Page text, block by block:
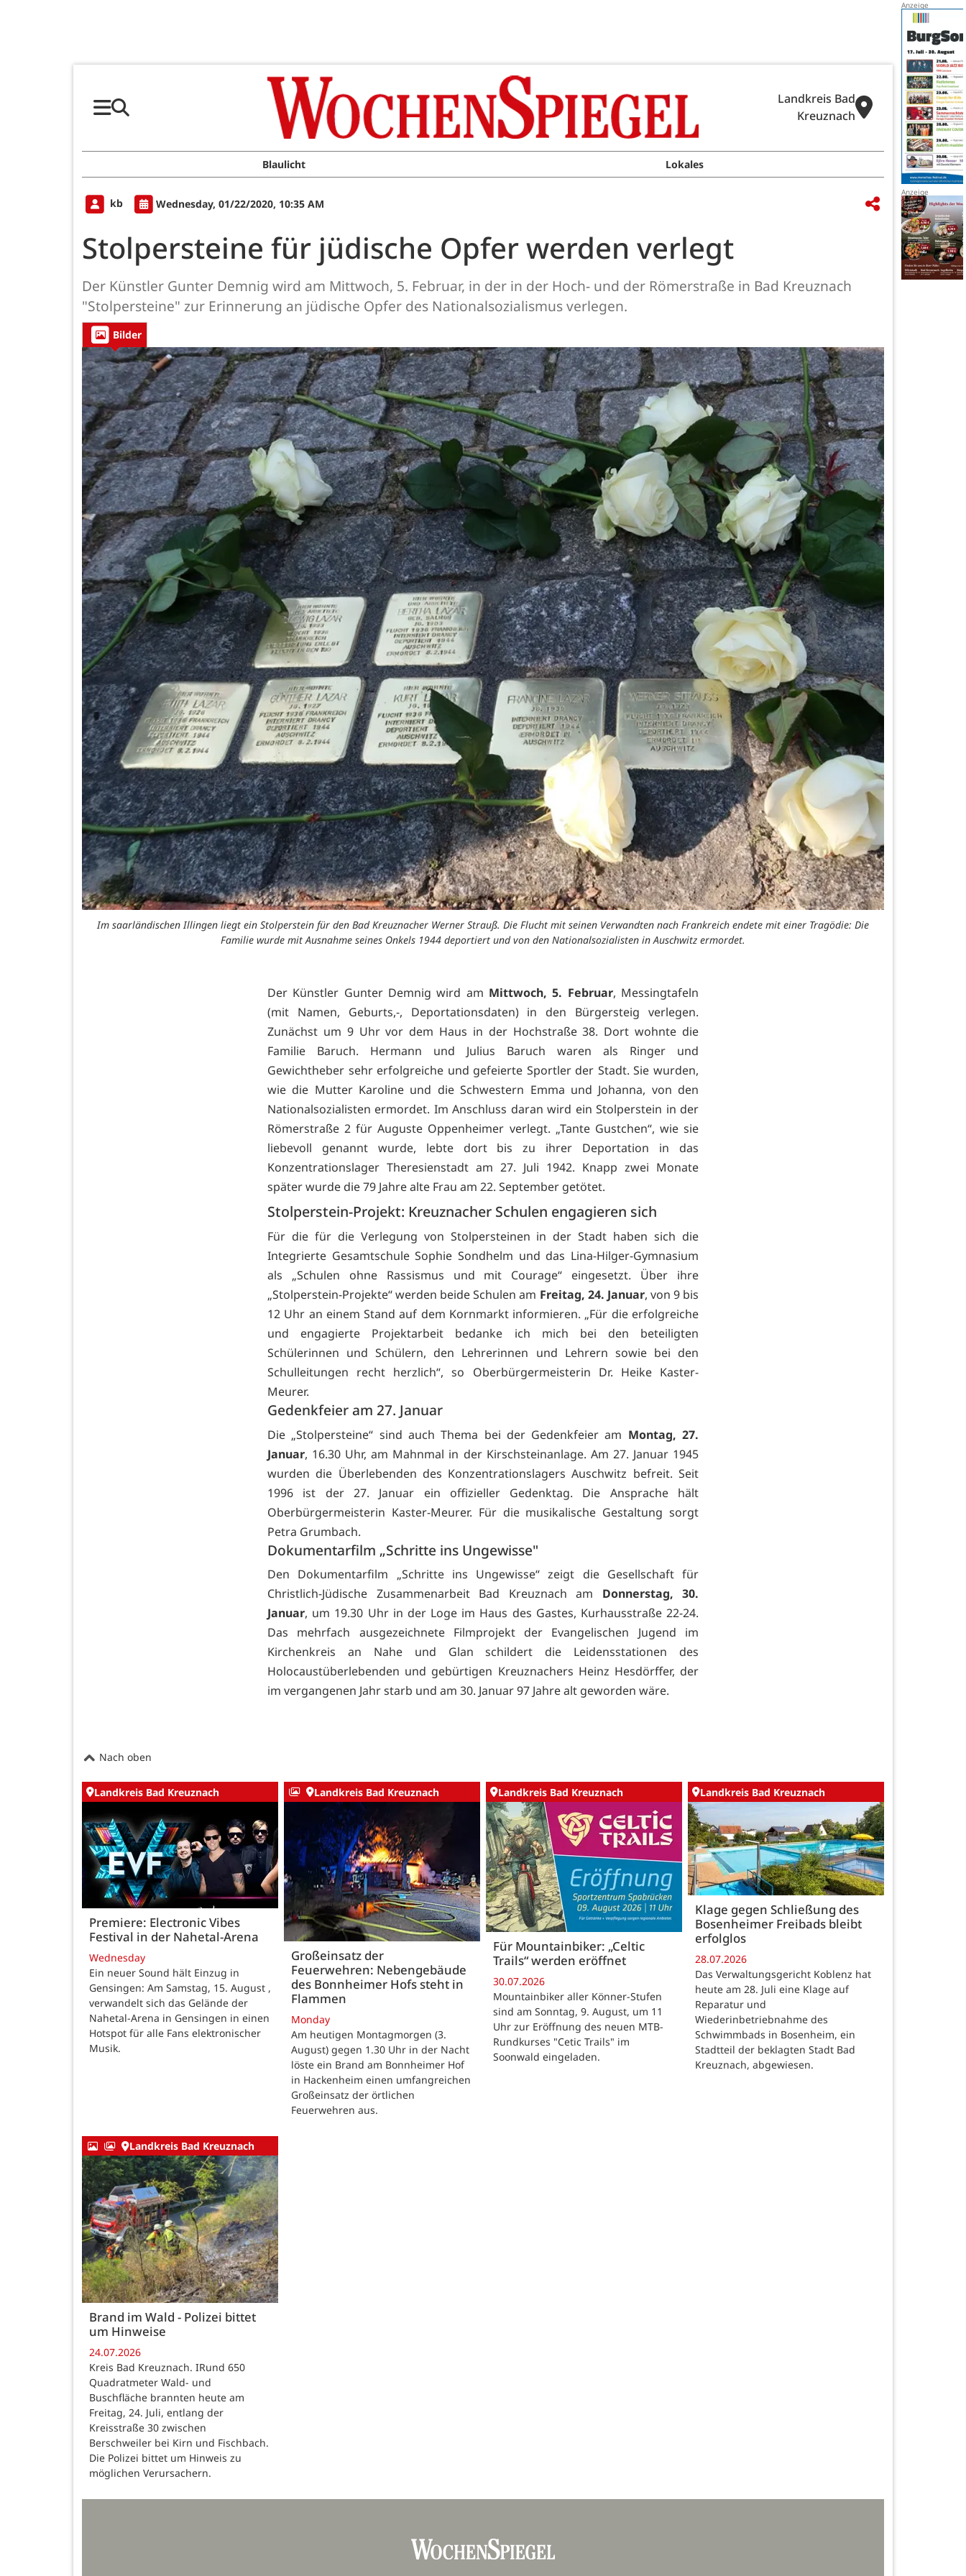
Landkreis Bad
Kreuznach
Blaulicht Lokales
kb Wednesday, 01/22/2020, 10:35 AM
Stolpersteine für jüdische Opfer werden verlegt
Der Künstler Gunter Demnig wird am Mittwoch, 5. Februar, in der in der Hoch- und der Römerstraße in Bad Kreuznach
"Stolpersteine" zur Erinnerung an jüdische Opfer des Nationalsozialismus verlegen.
Bilder
Im saarländischen Illingen liegt ein Stolperstein für den Bad Kreuznacher Werner Strauß. Die Flucht mit seinen Verwandten nach Frankreich endete mit einer Tragödie: Die
Familie wurde mit Ausnahme seines Onkels 1944 deportiert und von den Nationalsozialisten in Auschwitz ermordet.
Der Künstler Gunter Demnig wird am Mittwoch, 5. Februar, Messingtafeln
(mit Namen, Geburts,-, Deportationsdaten) in den Bürgersteig verlegen.
Zunächst um 9 Uhr vor dem Haus in der Hochstraße 38. Dort wohnte die
Familie Baruch. Hermann und Julius Baruch waren als Ringer und
Gewichtheber sehr erfolgreiche und gefeierte Sportler der Stadt. Sie wurden,
wie die Mutter Karoline und die Schwestern Emma und Johanna, von den
Nationalsozialisten ermordet. Im Anschluss daran wird ein Stolperstein in der
Römerstraße 2 für Auguste Oppenheimer verlegt. „Tante Gustchen“, wie sie
liebevoll genannt wurde, lebte dort bis zu ihrer Deportation in das
Konzentrationslager Theresienstadt am 27. Juli 1942. Knapp zwei Monate
später wurde die 79 Jahre alte Frau am 22. September getötet.
Stolperstein-Projekt: Kreuznacher Schulen engagieren sich
Für die für die Verlegung von Stolpersteinen in der Stadt haben sich die
Integrierte Gesamtschule Sophie Sondhelm und das Lina-Hilger-Gymnasium
als „Schulen ohne Rassismus und mit Courage“ eingesetzt. Über ihre
„Stolperstein-Projekte“ werden beide Schulen am Freitag, 24. Januar, von 9 bis
12 Uhr an einem Stand auf dem Kornmarkt informieren. „Für die erfolgreiche
und engagierte Projektarbeit bedanke ich mich bei den beteiligten
Schülerinnen und Schülern, den Lehrerinnen und Lehrern sowie bei den
Schulleitungen recht herzlich“, so Oberbürgermeisterin Dr. Heike Kaster-
Meurer.
Gedenkfeier am 27. Januar
Die „Stolpersteine“ sind auch Thema bei der Gedenkfeier am Montag, 27.
Januar, 16.30 Uhr, am Mahnmal in der Kirschsteinanlage. Am 27. Januar 1945
wurden die Überlebenden des Konzentrationslagers Auschwitz befreit. Seit
1996 ist der 27. Januar ein offizieller Gedenktag. Die Ansprache hält
Oberbürgermeisterin Kaster-Meurer. Für die musikalische Gestaltung sorgt
Petra Grumbach.
Dokumentarfilm „Schritte ins Ungewisse"
Den Dokumentarfilm „Schritte ins Ungewisse“ zeigt die Gesellschaft für
Christlich-Jüdische Zusammenarbeit Bad Kreuznach am Donnerstag, 30.
Januar, um 19.30 Uhr in der Loge im Haus des Gastes, Kurhausstraße 22-24.
Das mehrfach ausgezeichnete Filmprojekt der Evangelischen Jugend im
Kirchenkreis an Nahe und Glan schildert die Leidensstationen des
Holocaustüberlebenden und gebürtigen Kreuznachers Heinz Hesdörffer, der
im vergangenen Jahr starb und am 30. Januar 97 Jahre alt geworden wäre.
Nach oben
Landkreis Bad Kreuznach
Premiere: Electronic Vibes
Festival in der Nahetal-Arena
Wednesday
Ein neuer Sound hält Einzug in
Gensingen: Am Samstag, 15. August ,
verwandelt sich das Gelände der
Nahetal-Arena in Gensingen in einen
Hotspot für alle Fans elektronischer
Musik.
Landkreis Bad Kreuznach
Großeinsatz der
Feuerwehren: Nebengebäude
des Bonnheimer Hofs steht in
Flammen
Monday
Am heutigen Montagmorgen (3.
August) gegen 1.30 Uhr in der Nacht
löste ein Brand am Bonnheimer Hof
in Hackenheim einen umfangreichen
Großeinsatz der örtlichen
Feuerwehren aus.
Landkreis Bad Kreuznach
Für Mountainbiker: „Celtic
Trails“ werden eröffnet
30.07.2026
Mountainbiker aller Könner-Stufen
sind am Sonntag, 9. August, um 11
Uhr zur Eröffnung des neuen MTB-
Rundkurses "Cetic Trails" im
Soonwald eingeladen.
Landkreis Bad Kreuznach
Klage gegen Schließung des
Bosenheimer Freibads bleibt
erfolglos
28.07.2026
Das Verwaltungsgericht Koblenz hat
heute am 28. Juli eine Klage auf
Reparatur und
Wiederinbetriebnahme des
Schwimmbads in Bosenheim, ein
Stadtteil der beklagten Stadt Bad
Kreuznach, abgewiesen.
Landkreis Bad Kreuznach
Brand im Wald - Polizei bittet
um Hinweise
24.07.2026
Kreis Bad Kreuznach. IRund 650
Quadratmeter Wald- und
Buschfläche brannten heute am
Freitag, 24. Juli, entlang der
Kreisstraße 30 zwischen
Berschweiler bei Kirn und Fischbach.
Die Polizei bittet um Hinweis zu
möglichen Verursachern.